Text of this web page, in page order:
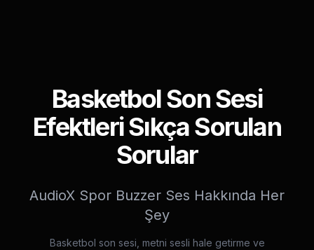
Basketbol Son Sesi
Efektleri Sıkça Sorulan
Sorular
AudioX Spor Buzzer Ses Hakkında Her
Şey
Basketbol son sesi, metni sesli hale getirme ve